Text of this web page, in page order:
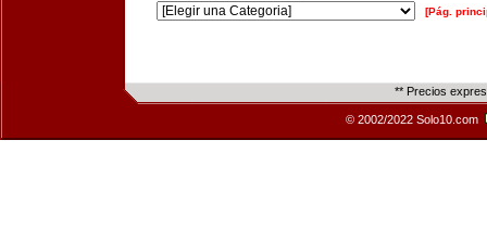
[Pág.
** Precios
© 2002/2022 Solo10.com